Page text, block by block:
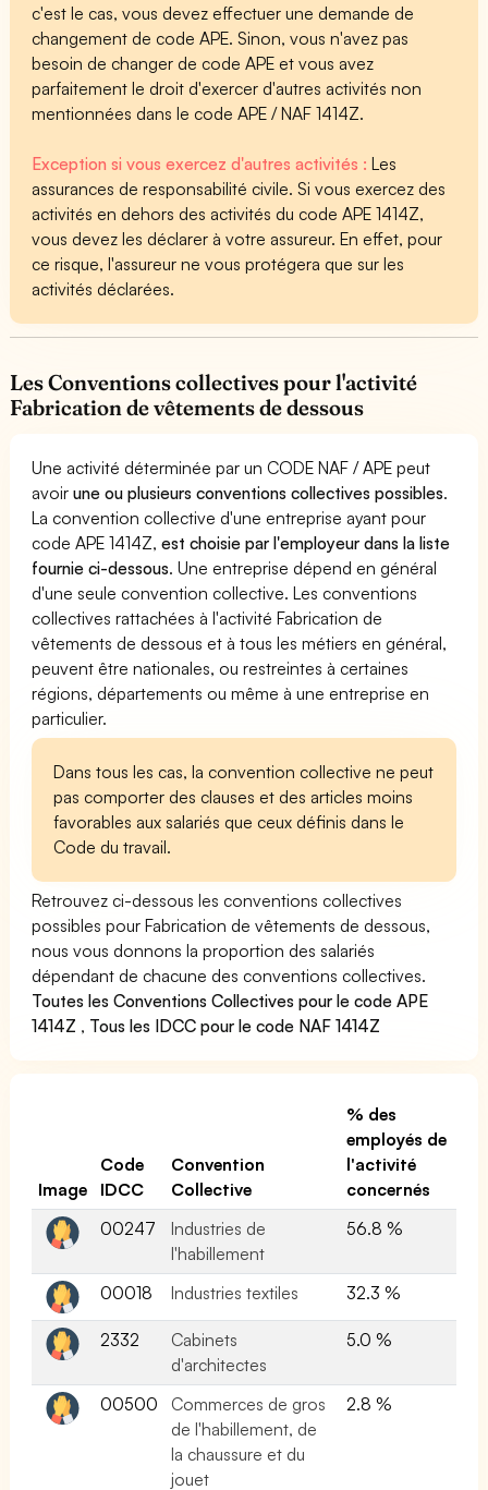
c'est le cas, vous devez effectuer une demande de
changement de code APE. Sinon, vous n'avez pas
besoin de changer de code APE et vous avez
parfaitement le droit d'exercer d'autres activités non
mentionnées dans le code APE / NAF 1414Z.
Exception si vous exercez d'autres activités :Les
assurances de responsabilité civile. Si vous exercez des
activités en dehors des activités du code APE 1414Z,
vous devez les déclarer à votre assureur. En effet, pour
ce risque, l'assureur ne vous protégera que sur les
activités déclarées.
Les Conventions collectives pour l'activité
Fabrication de vêtements de dessous
Une activité déterminée par un CODE NAF / APE peut
avoirune ou plusieurs conventions collectives possibles.
La convention collective d'une entreprise ayant pour
code APE 1414Z,est choisie par l'employeur dans la liste
fournie ci-dessous. Une entreprise dépend en général
d'une seule convention collective. Les conventions
collectives rattachées à l'activité Fabrication de
vêtements de dessous et à tous les métiers en général,
peuvent être nationales, ou restreintes à certaines
régions, départements ou même à une entreprise en
particulier.
Dans tous les cas, la convention collective ne peut
pas comporter des clauses et des articles moins
favorables aux salariés que ceux définis dans le
Code du travail.
Retrouvez ci-dessous les conventions collectives
possibles pour Fabrication de vêtements de dessous,
nous vous donnons la proportion des salariés
dépendant de chacune des conventions collectives.
Toutes les Conventions Collectives pour le code APE
1414Z , Tous les IDCC pour le code NAF 1414Z
Image
Code
IDCC
Convention
Collective
% des
employés de
l'activité
concernés
00247
Industries de
l'habillement
56.8 %
00018 Industries textiles 32.3 %
2332
Cabinets
d'architectes
5.0 %
00500
Commerces de gros
de l'habillement, de
la chaussure et du
jouet
2.8 %